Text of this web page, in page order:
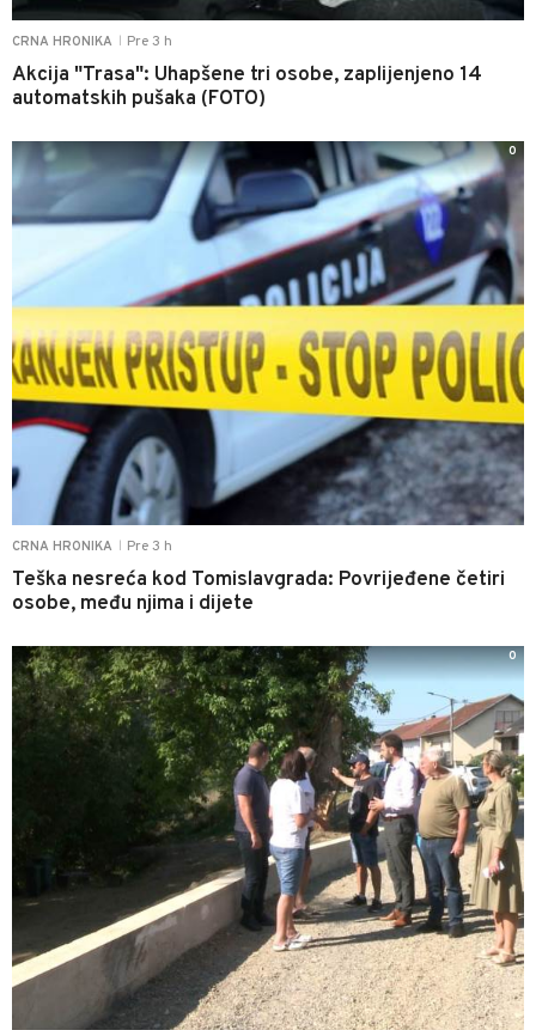
CRNA HRONIKA Pre 3 h
Akcija "Trasa": Uhapšene tri osobe, zaplijenjeno 14
automatskih pušaka (FOTO)
CRNA HRONIKA Pre 3 h
Teška nesreća kod Tomislavgrada: Povrijeđene četiri
osobe, među njima i dijete
0
0